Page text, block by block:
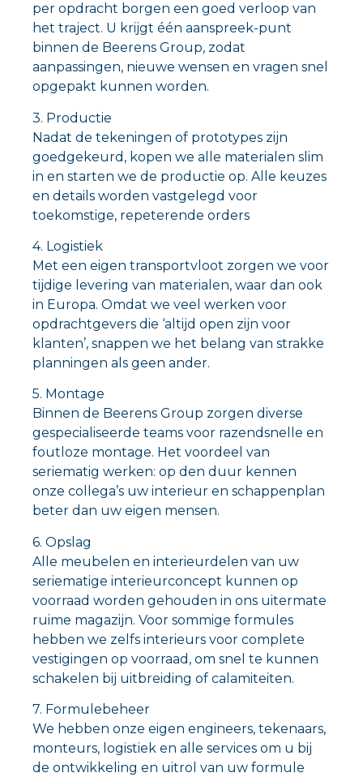
per opdracht borgen een goed verloop van
het traject. U krijgt één aanspreek-punt
binnen de Beerens Group, zodat
aanpassingen, nieuwe wensen en vragen snel
opgepakt kunnen worden.
3. Productie
Nadat de tekeningen of prototypes zijn
goedgekeurd, kopen we alle materialen slim
in en starten we de productie op. Alle keuzes
en details worden vastgelegd voor
toekomstige, repeterende orders
4. Logistiek
Met een eigen transportvloot zorgen we voor
tijdige levering van materialen, waar dan ook
in Europa. Omdat we veel werken voor
opdrachtgevers die ‘altijd open zijn voor
klanten’, snappen we het belang van strakke
planningen als geen ander.
5. Montage
Binnen de Beerens Group zorgen diverse
gespecialiseerde teams voor razendsnelle en
foutloze montage. Het voordeel van
seriematig werken: op den duur kennen
onze collega’s uw interieur en schappenplan
beter dan uw eigen mensen.
6. Opslag
Alle meubelen en interieurdelen van uw
seriematige interieurconcept kunnen op
voorraad worden gehouden in ons uitermate
ruime magazijn. Voor sommige formules
hebben we zelfs interieurs voor complete
vestigingen op voorraad, om snel te kunnen
schakelen bij uitbreiding of calamiteiten.
7. Formulebeheer
We hebben onze eigen engineers, tekenaars,
monteurs, logistiek en alle services om u bij
de ontwikkeling en uitrol van uw formule